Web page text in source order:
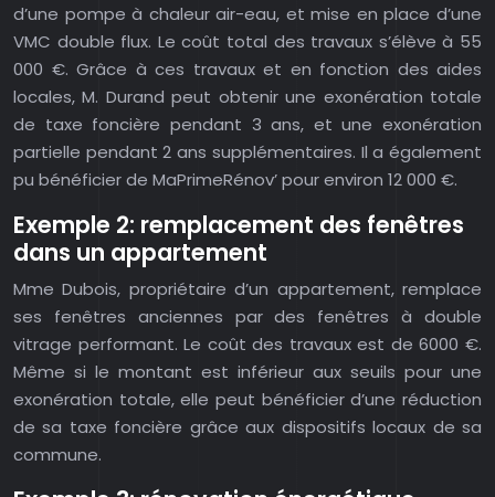
d’une pompe à chaleur air-eau, et mise en place d’une
VMC double flux. Le coût total des travaux s’élève à 55
000 €. Grâce à ces travaux et en fonction des aides
locales, M. Durand peut obtenir une exonération totale
de taxe foncière pendant 3 ans, et une exonération
partielle pendant 2 ans supplémentaires. Il a également
pu bénéficier de MaPrimeRénov’ pour environ 12 000 €.
Exemple 2: remplacement des fenêtres
dans un appartement
Mme Dubois, propriétaire d’un appartement, remplace
ses fenêtres anciennes par des fenêtres à double
vitrage performant. Le coût des travaux est de 6000 €.
Même si le montant est inférieur aux seuils pour une
exonération totale, elle peut bénéficier d’une réduction
de sa taxe foncière grâce aux dispositifs locaux de sa
commune.